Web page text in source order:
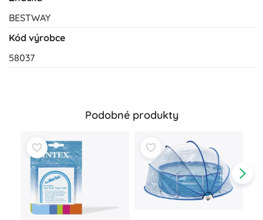
BESTWAY
Kód výrobce
58037
Podobné produkty